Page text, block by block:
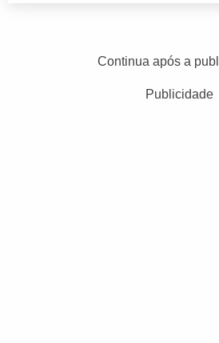
Continua após a
Publicidade